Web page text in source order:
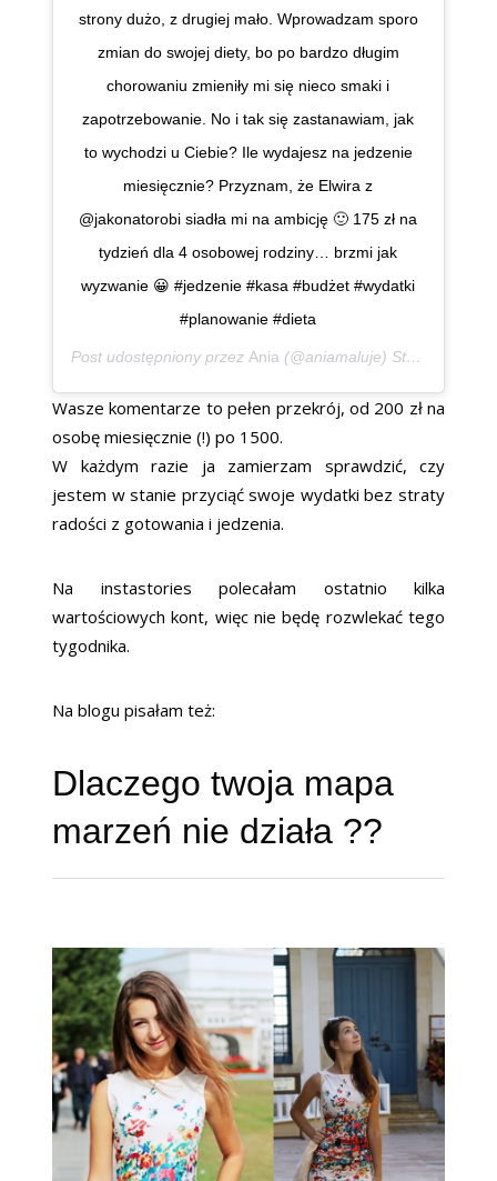
strony dużo, z drugiej mało. Wprowadzam sporo
zmian do swojej diety, bo po bardzo długim
chorowaniu zmieniły mi się nieco smaki i
zapotrzebowanie. No i tak się zastanawiam, jak
to wychodzi u Ciebie? Ile wydajesz na jedzenie
miesięcznie? Przyznam, że Elwira z
@jakonatorobi siadła mi na ambicję 🙂 175 zł na
tydzień dla 4 osobowej rodziny… brzmi jak
wyzwanie 😀 #jedzenie #kasa #budżet #wydatki
#planowanie #dieta
Post udostępniony przez Ania (@aniamaluje) Sty 18, 2019 o 12:08 PST
Wasze komentarze to pełen przekrój, od 200 zł na
osobę miesięcznie (!) po 1500.
W każdym razie ja zamierzam sprawdzić, czy
jestem w stanie przyciąć swoje wydatki bez straty
radości z gotowania i jedzenia.
Na instastories polecałam ostatnio kilka
wartościowych kont, więc nie będę rozwlekać tego
tygodnika.
Na blogu pisałam też:
Dlaczego twoja mapa
marzeń nie działa ??